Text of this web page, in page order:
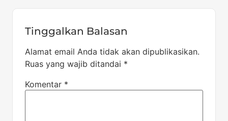
Tinggalkan Balasan
Alamat email Anda tidak akan dipublikasikan.
Ruas yang wajib ditandai *
Komentar *